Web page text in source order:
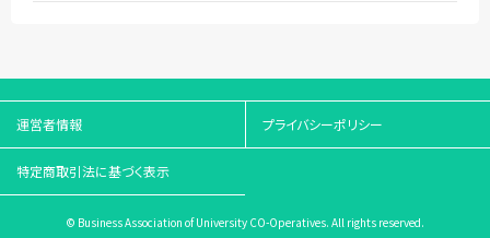
運営者情報 プライバシーポリシー
特定商取引法に基づく表示
© Business Association of University CO-Operatives. All rights reserved.